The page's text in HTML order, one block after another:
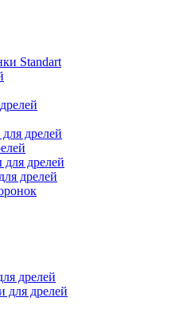
Standart
дрелей
дрелей
дрелей
дрелей
для дрелей